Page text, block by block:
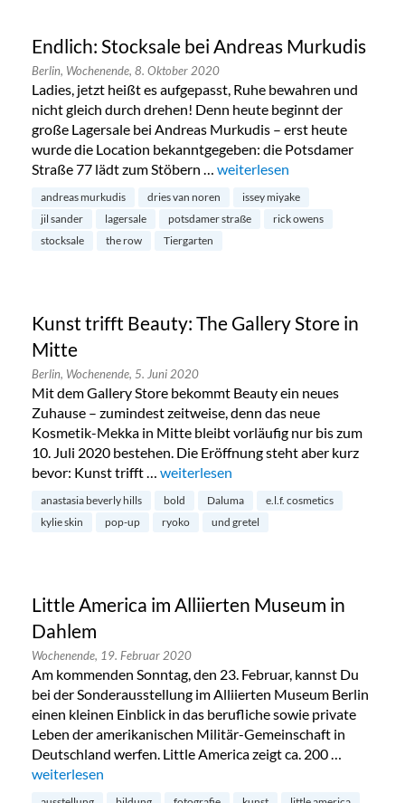
Endlich: Stocksale bei Andreas Murkudis
Berlin, Wochenende, 8. Oktober 2020
Ladies, jetzt heißt es aufgepasst, Ruhe bewahren und
nicht gleich durch drehen! Denn heute beginnt der
große Lagersale bei Andreas Murkudis – erst heute
wurde die Location bekanntgegeben: die Potsdamer
Straße 77 lädt zum Stöbern … „Endlich: Stocksale bei
weiterlesen
andreas murkudis dries van noren
issey miyake
jil sander
lagersale potsdamer straße
rick owens
stocksale
the row Tiergarten
Kunst trifft Beauty: The Gallery Store in
Mitte
Berlin, Wochenende, 5. Juni 2020
Mit dem Gallery Store bekommt Beauty ein neues
Zuhause – zumindest zeitweise, denn das neue
Kosmetik-Mekka in Mitte bleibt vorläufig nur bis zum
10. Juli 2020 bestehen. Die Eröffnung steht aber kurz
bevor: Kunst trifft … „Kunst trifft Beauty: The Gallery Store
weiterlesen
anastasia beverly hills bold Daluma
e.l.f. cosmetics
kylie skin
pop-up ryoko und gretel
Little America im Alliierten Museum in
Dahlem
Wochenende, 19. Februar 2020
Am kommenden Sonntag, den 23. Februar, kannst Du
bei der Sonderausstellung im Alliierten Museum Berlin
einen kleinen Einblick in das berufliche sowie private
Leben der amerikanischen Militär-Gemeinschaft in
Deutschland werfen. Little America zeigt ca. 200 …
„Little America im Alliierten Museum in Dahlem“
weiterlesen